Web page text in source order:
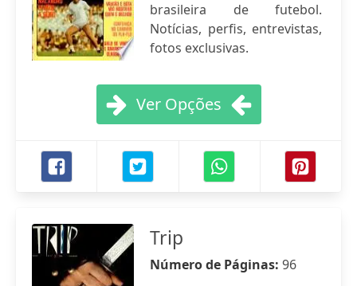
brasileira de futebol.
Notícias, perfis, entrevistas,
fotos exclusivas.
Ver Opções
Trip
Número de Páginas: 96